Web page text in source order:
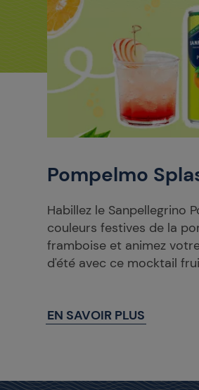
Pompelmo
Habillez le Sanpellegrino
couleurs festives de la
framboise et animez
d'été avec ce mocktail
EN SAVOIR PLUS